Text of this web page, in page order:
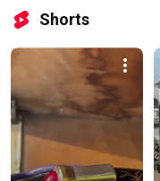
Shorts